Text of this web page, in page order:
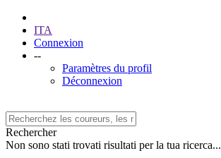
ITA
Connexion
--
Paramètres du profil
Déconnexion
Rechercher
Non sono stati trovati risultati per la tua ricerca...